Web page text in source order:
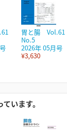
胃と腸 Vol.61
No.5
2026年 05月号
¥3,630
います。